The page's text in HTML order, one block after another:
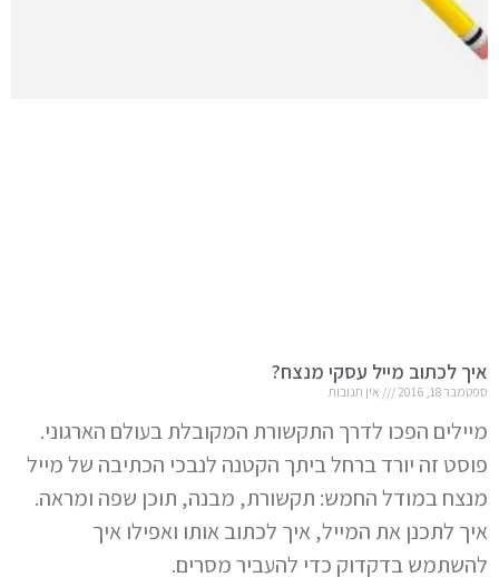
איך לכתוב מייל עסקי מנצח?
ספטמבר 18, 2016 אין תגובות
מיילים הפכו לדרך התקשורת המקובלת בעולם הארגוני.
פוסט זה יורד ברחל ביתך הקטנה לנבכי הכתיבה של מייל
מנצח במודל החמש: תקשורת, מבנה, תוכן שפה ומראה.
איך לתכנן את המייל, איך לכתוב אותו ואפילו איך
להשתמש בדקדוק כדי להעביר מסרים.